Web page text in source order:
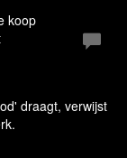
koop
draagt, verwijst